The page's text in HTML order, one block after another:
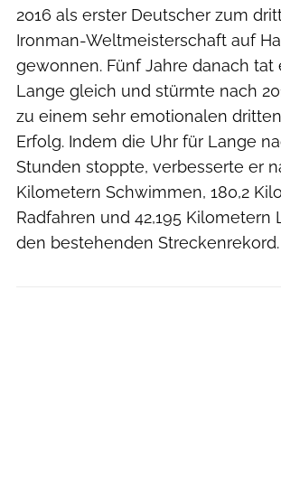
2016 als erster Deutscher zum
Ironman-Weltmeisterschaft auf
gewonnen. Fünf Jahre danach tat
Lange gleich und stürmte nach
zu einem sehr emotionalen
Erfolg. Indem die Uhr für Lange
Stunden stoppte, verbesserte er
Kilometern Schwimmen, 180,2
Radfahren und 42,195 Kilometern
den bestehenden Streckenrekord.